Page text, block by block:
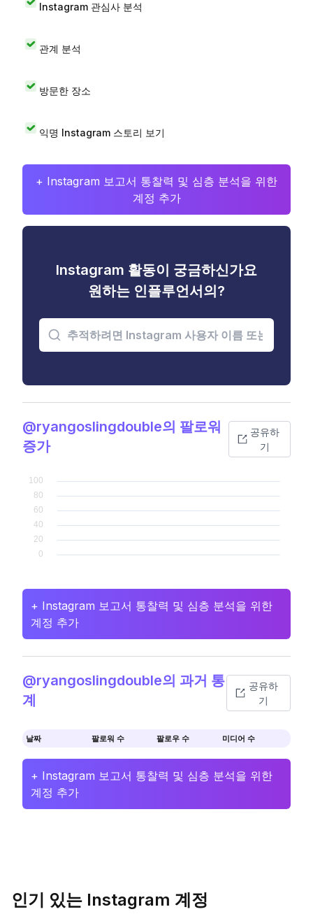
Instagram 관심사 분석
관계 분석
방문한 장소
익명 Instagram 스토리 보기
+ Instagram 보고서 통찰력 및 심층 분석을 위한
계정 추가
Instagram 활동이 궁금하신가요
원하는 인플루언서의?
@ryangoslingdouble의 팔로워
증가
공유하
기
+ Instagram 보고서 통찰력 및 심층 분석을 위한
계정 추가
@ryangoslingdouble의 과거 통
계
공유하
기
날짜 팔로워 수 팔로우 수 미디어 수
+ Instagram 보고서 통찰력 및 심층 분석을 위한
계정 추가
인기 있는 Instagram 계정